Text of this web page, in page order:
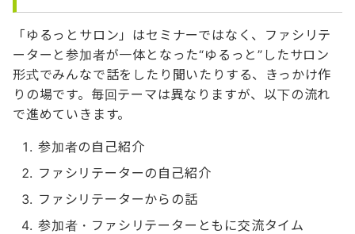
「ゆるっとサロン」はセミナーではなく、ファシリテ
ーターと参加者が一体となった“ゆるっと”したサロン
形式でみんなで話をしたり聞いたりする、きっかけ作
りの場です。毎回テーマは異なりますが、以下の流れ
で進めていきます。
参加者の自己紹介
ファシリテーターの自己紹介
ファシリテーターからの話
参加者・ファシリテーターともに交流タイム